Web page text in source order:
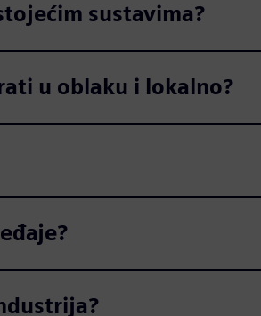
sustavima?
u oblaku i lokalno?